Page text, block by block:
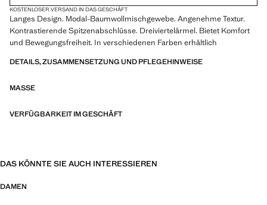
KOSTENLOSER VERSAND IN DAS GESCHÄFT
Langes Design. Modal-Baumwollmischgewebe. Angenehme Textur.
Kontrastierende Spitzenabschlüsse. Dreiviertelärmel. Bietet Komfort
und Bewegungsfreiheit. In verschiedenen Farben erhältlich
DETAILS, ZUSAMMENSETZUNG UND PFLEGEHINWEISE
MASSE
VERFÜGBARKEIT IM GESCHÄFT
DAS KÖNNTE SIE AUCH INTERESSIEREN
DAMEN